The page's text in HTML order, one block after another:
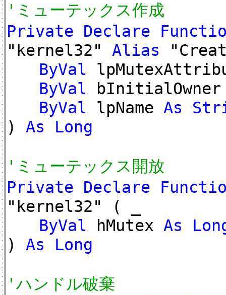
'ミューテックス作成
Private Declare
"kernel32" Alias
ByVal
ByVal
ByVal lpName As
) As Long
'ミューテックス開放
Private Declare
"kernel32" ( _
ByVal hMutex As
) As Long
'ハンドル破棄